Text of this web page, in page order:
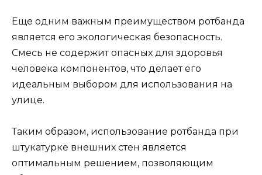
Еще одним важным преимуществом ротбанда
является его экологическая безопасность.
Смесь не содержит опасных для здоровья
человека компонентов, что делает его
идеальным выбором для использования на
улице.
Таким образом, использование ротбанда при
штукатурке внешних стен является
оптимальным решением, позволяющим